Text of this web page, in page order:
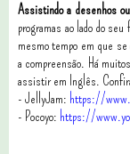
Assistindo a desenhos
programas ao lado do
mesmo tempo em que
a compreensão. Há
assistir em Inglês.
- JellyJam: https://
- Pocoyo: https://